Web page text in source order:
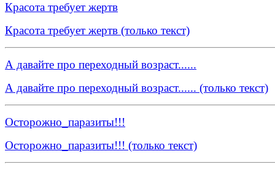
Красота требует жертв
Красота требует жертв (только текст)
А давайте про переходный возраст......
А давайте про переходный возраст...... (только текст)
Осторожно_паразиты!!!
Осторожно_паразиты!!! (только текст)